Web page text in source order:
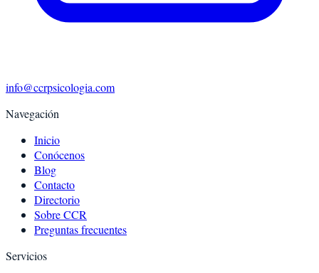
info@ccrpsicologia.com
Navegación
Inicio
Conócenos
Blog
Contacto
Directorio
Sobre CCR
Preguntas frecuentes
Servicios